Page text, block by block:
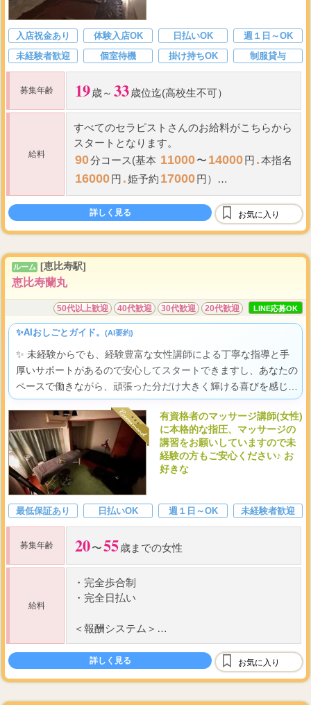
入店祝金あり 体験入店OK 日払いOK
週１日～OK
未経験者歓迎
個室待機 掛け持ちOK 制服貸与
募集年齢 19歳～ 33歳位迄(高校生不可）
給料
すべてのセラピストさんのお給料がこちらから
スタートとなります。
90分コース(基本 11000〜 14000円 .本指名
16000円 .姫予約 17000円）
120分コース(基本14000〜17000...
詳しく見る お気に入り
ルーム [恵比寿駅]
恵比寿蘭丸
50代以上歓迎 40代歓迎 30代歓迎 20代歓迎 LINE応募OK
✨AIおしごとガイド。 (AI要約)
✨ 未経験からでも、経験豊富な女性講師による丁寧な指導と手
厚いサポートがあるので安心してスタートできますし、あなたの
ペースで働きながら、頑張った分だけ大きく輝ける喜びを感じら
れる職場ですよ。
有資格者のマッサージ講師(女性)
に本格的な指圧、マッサージの
講習をお願いしていますので未
経験の方もご安心ください♪ お
好きな
最低保証あり 日払いOK 週１日～OK 未経験者歓迎
募集年齢 20〜55歳までの女性
給料
・ 完全歩合制
・ 完全日払い
＜報酬システム＞
コース料金から
%バック
・指名料100%バック
詳しく見る お気に入り